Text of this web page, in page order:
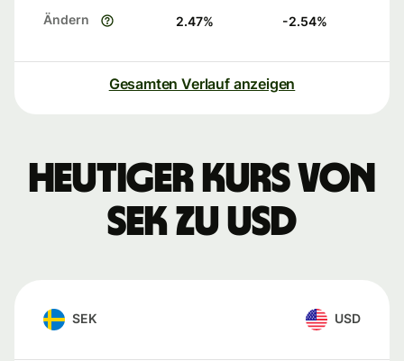
Ändern 2.47% -2.54%
Gesamten Verlauf anzeigen
Heutiger Kurs von
SEK zu USD
SEK USD